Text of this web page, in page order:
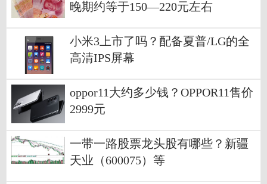
晚期约等于150—220元左右
小米3上市了吗？配备夏普/LG的全
高清IPS屏幕
oppor11大约多少钱？OPPOR11售价
2999元
一带一路股票龙头股有哪些？新疆
天业（600075）等